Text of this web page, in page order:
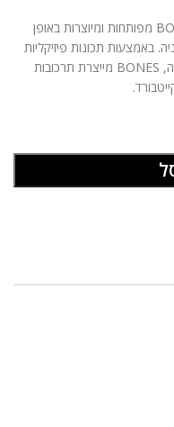
כל הפורמולות הייחודיות של BONES WHEELS מפותחות ומיוצרות באופן
באמצעות תכונות פיזיקליות
והנדסיות שונות באופן משמעותי לכל פורמולה, BONES מייצרת תרכובות